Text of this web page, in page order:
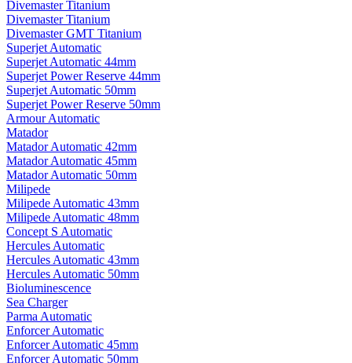
Divemaster Titanium
Divemaster Titanium
Divemaster GMT Titanium
Superjet Automatic
Superjet Automatic 44mm
Superjet Power Reserve 44mm
Superjet Automatic 50mm
Superjet Power Reserve 50mm
Armour Automatic
Matador
Matador Automatic 42mm
Matador Automatic 45mm
Matador Automatic 50mm
Milipede
Milipede Automatic 43mm
Milipede Automatic 48mm
Concept S Automatic
Hercules Automatic
Hercules Automatic 43mm
Hercules Automatic 50mm
Bioluminescence
Sea Charger
Parma Automatic
Enforcer Automatic
Enforcer Automatic 45mm
Enforcer Automatic 50mm